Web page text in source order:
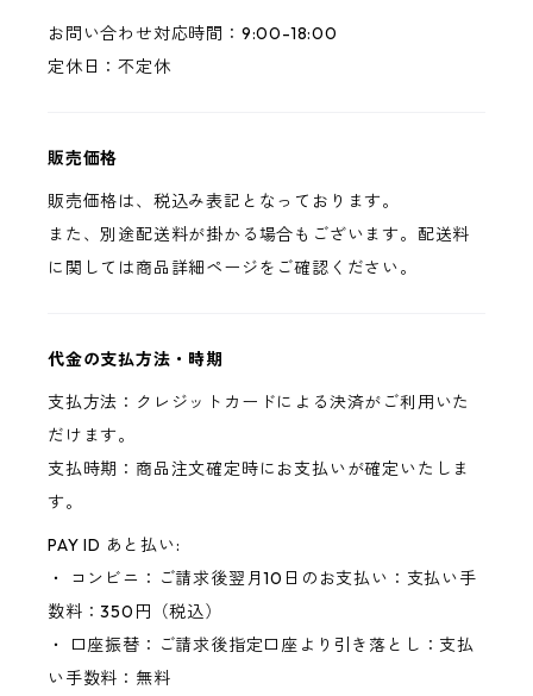
お問い合わせ対応時間：9:00-18:00
定休日：不定休
販売価格
販売価格は、税込み表記となっております。
また、別途配送料が掛かる場合もございます。配送料
に関しては商品詳細ページをご確認ください。
代金の支払方法・時期
支払方法：クレジットカードによる決済がご利用いた
だけます。
支払時期：商品注文確定時にお支払いが確定いたしま
す。
PAY ID あと払い:
・ コンビニ：ご請求後翌月10日のお支払い：支払い手
数料：350円（税込）
・ 口座振替：ご請求後指定口座より引き落とし：支払
い手数料：無料